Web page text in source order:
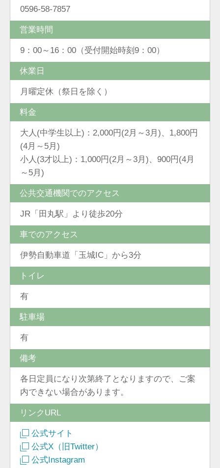
0596-58-7857
営業時間
9：00～16：00（受付開始時刻9：00）
休業日
月曜定休（祭日を除く）
料金
大人(中学生以上)：2,000円(2月～3月)、1,800円
(4月～5月)
小人(3才以上)：1,000円(2月～3月)、900円(4月
～5月)
公共交通機関でのアクセス
JR「田丸駅」より徒歩20分
車でのアクセス
伊勢自動車道「玉城IC」から3分
トイレ
有
駐車場
有
備考
各日定員になり次第終了となりますので、ご案
内できない場合があります。
リンクURL
公式サイト
公式X（旧Twitter）
公式Instagram